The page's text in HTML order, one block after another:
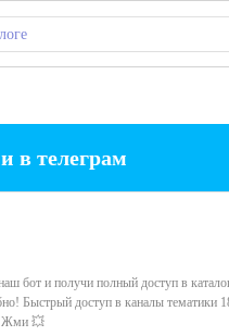
в телеграм
бот и получи полный доступ в
Быстрый доступ в каналы тематики
Жми 💥